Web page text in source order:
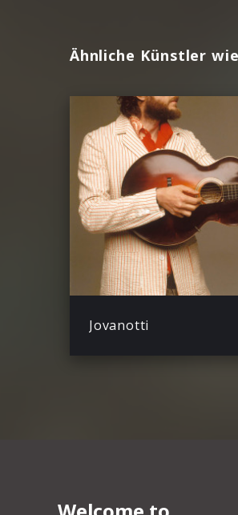
Ähnliche Künstler
Jovanotti